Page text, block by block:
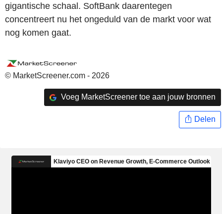
gigantische schaal. SoftBank daarentegen
concentreert nu het ongeduld van de markt voor wat
nog komen gaat.
© MarketScreener.com - 2026
Voeg MarketScreener toe aan jouw bronnen
Delen